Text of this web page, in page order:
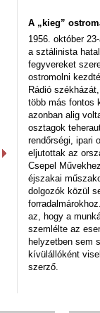
A „kieg”
1956. október
a sztálinista
fegyvereket
ostromolni
Rádió
több más fontos
azonban alig
osztagok
rendőrségi, ipari
eljutottak az
Csepel
éjszakai
dolgozók közül
az, hogy a
szemlélte az
helyzetben sem
kívülállóként
szerző.